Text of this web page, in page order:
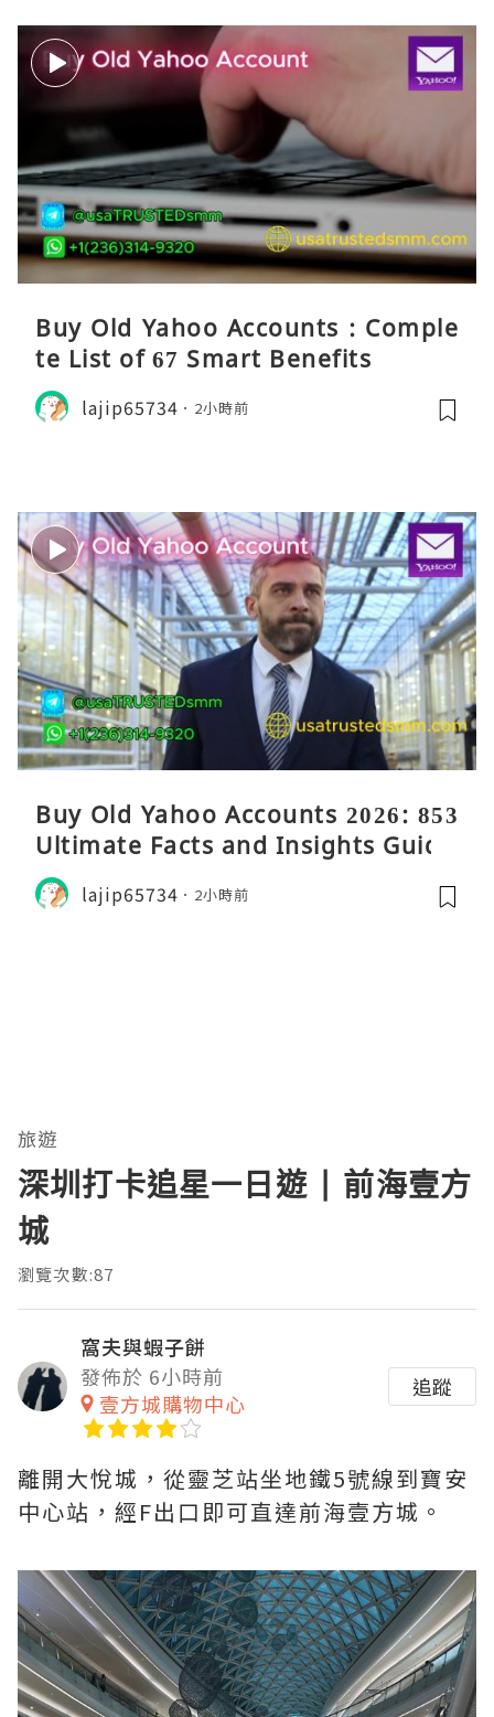
Buy Old Yahoo Accounts : Comple
te List of 67 Smart Benefits
lajip65734 2小時前
Buy Old Yahoo Accounts 2026: 853
Ultimate Facts and Insights Guide
lajip65734 2小時前
旅遊
深圳打卡追星一日遊 | 前海壹方
城
瀏覽次數:87
窩夫與蝦子餅
發佈於 6小時前
壹方城購物中心
追蹤
離開大悅城，從靈芝站坐地鐵5號線到寶安
中心站，經F出口即可直達前海壹方城。